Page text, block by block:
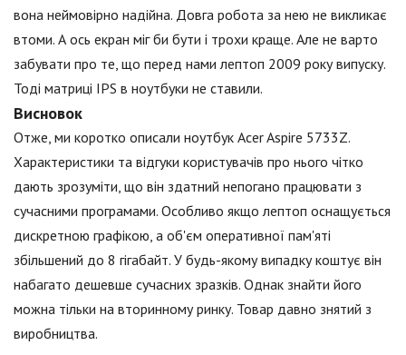
вона неймовірно надійна. Довга робота за нею не викликає
втоми. А ось екран міг би бути і трохи краще. Але не варто
забувати про те, що перед нами лептоп 2009 року випуску.
Тоді матриці IPS в ноутбуки не ставили.
Висновок
Отже, ми коротко описали ноутбук Acer Aspire 5733Z.
Характеристики та відгуки користувачів про нього чітко
дають зрозуміти, що він здатний непогано працювати з
сучасними програмами. Особливо якщо лептоп оснащується
дискретною графікою, а об'єм оперативної пам'яті
збільшений до 8 гігабайт. У будь-якому випадку коштує він
набагато дешевше сучасних зразків. Однак знайти його
можна тільки на вторинному ринку. Товар давно знятий з
виробництва.